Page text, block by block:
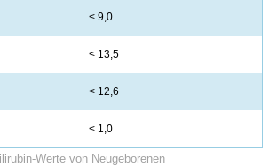
Werte von Neugeborenen
< 9,0
< 13,5
< 12,6
< 1,0